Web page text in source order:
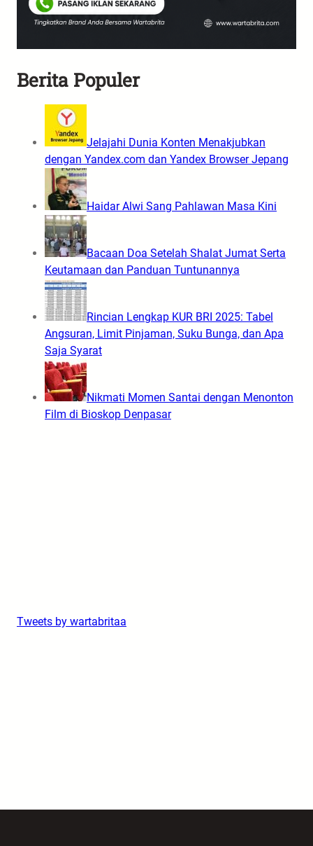
Berita Populer
Jelajahi Dunia Konten Menakjubkan
dengan Yandex.com dan Yandex Browser Jepang
Haidar Alwi Sang Pahlawan Masa Kini
Bacaan Doa Setelah Shalat Jumat Serta
Keutamaan dan Panduan Tuntunannya
Rincian Lengkap KUR BRI 2025: Tabel
Angsuran, Limit Pinjaman, Suku Bunga, dan Apa
Saja Syarat
Nikmati Momen Santai dengan Menonton
Film di Bioskop Denpasar
Tweets by wartabritaa